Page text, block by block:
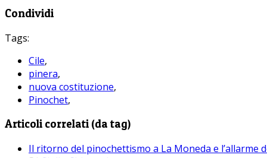
Condividi
Tags:
Cile,
pinera,
nuova costituzione,
Pinochet,
Articoli correlati (da tag)
Il ritorno del pinochettismo a La Moneda e l’allarme